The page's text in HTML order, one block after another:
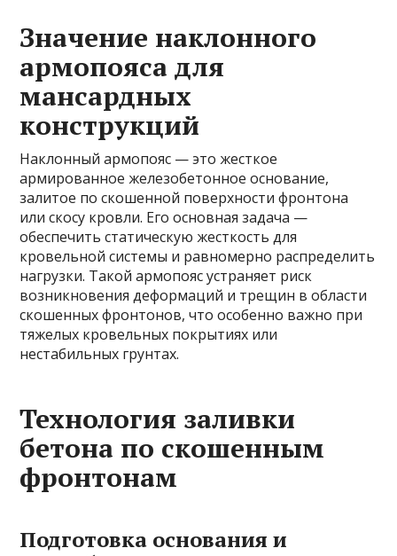
Значение наклонного
армопояса для
мансардных
конструкций
Наклонный армопояс — это жесткое
армированное железобетонное основание,
залитое по скошенной поверхности фронтона
или скосу кровли. Его основная задача —
обеспечить статическую жесткость для
кровельной системы и равномерно распределить
нагрузки. Такой армопояс устраняет риск
возникновения деформаций и трещин в области
скошенных фронтонов, что особенно важно при
тяжелых кровельных покрытиях или
нестабильных грунтах.
Технология заливки
бетона по скошенным
фронтонам
Подготовка основания и